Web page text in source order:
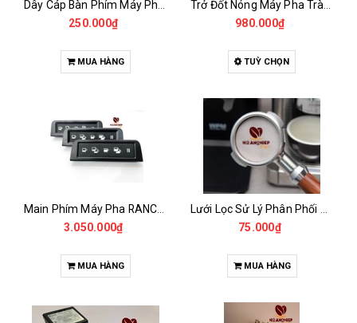
250.000₫
MUA HÀNG
980.000₫
TUỲ CHỌN
3.050.000₫
MUA HÀNG
75.000₫
MUA HÀNG